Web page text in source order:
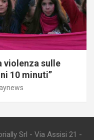
violenza sulle
10 minuti”
Srl - Via Assisi 21 -